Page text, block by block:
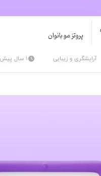
پروتز مو بانوان
آرایشگری و زیبایی 1 سال پیش